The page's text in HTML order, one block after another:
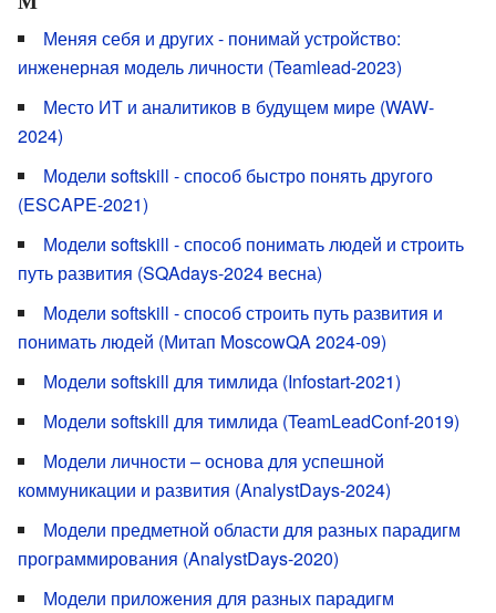
Меняя себя и других - понимай устройство:
инженерная модель личности (Teamlead-2023)
Место ИТ и аналитиков в будущем мире (WAW-
2024)
Модели softskill - способ быстро понять другого
(ESCAPE-2021)
Модели softskill - способ понимать людей и строить
путь развития (SQAdays-2024 весна)
Модели softskill - способ строить путь развития и
понимать людей (Митап MoscowQA 2024-09)
Модели softskill для тимлида (Infostart-2021)
Модели softskill для тимлида (TeamLeadConf-2019)
Модели личности – основа для успешной
коммуникации и развития (AnalystDays-2024)
Модели предметной области для разных парадигм
программирования (AnalystDays-2020)
Модели приложения для разных парадигм